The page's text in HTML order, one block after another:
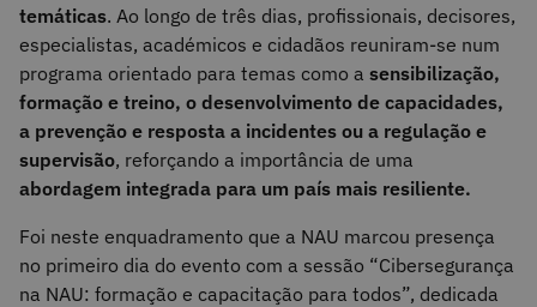
temáticas. Ao longo de três dias, profissionais, decisores,
especialistas, académicos e cidadãos reuniram-se num
programa orientado para temas como a sensibilização,
formação e treino, o desenvolvimento de capacidades,
a prevenção e resposta a incidentes ou a regulação e
supervisão, reforçando a importância de uma
abordagem integrada para um país mais resiliente.
Foi neste enquadramento que a NAU marcou presença
no primeiro dia do evento com a sessão “Cibersegurança
na NAU: formação e capacitação para todos”, dedicada